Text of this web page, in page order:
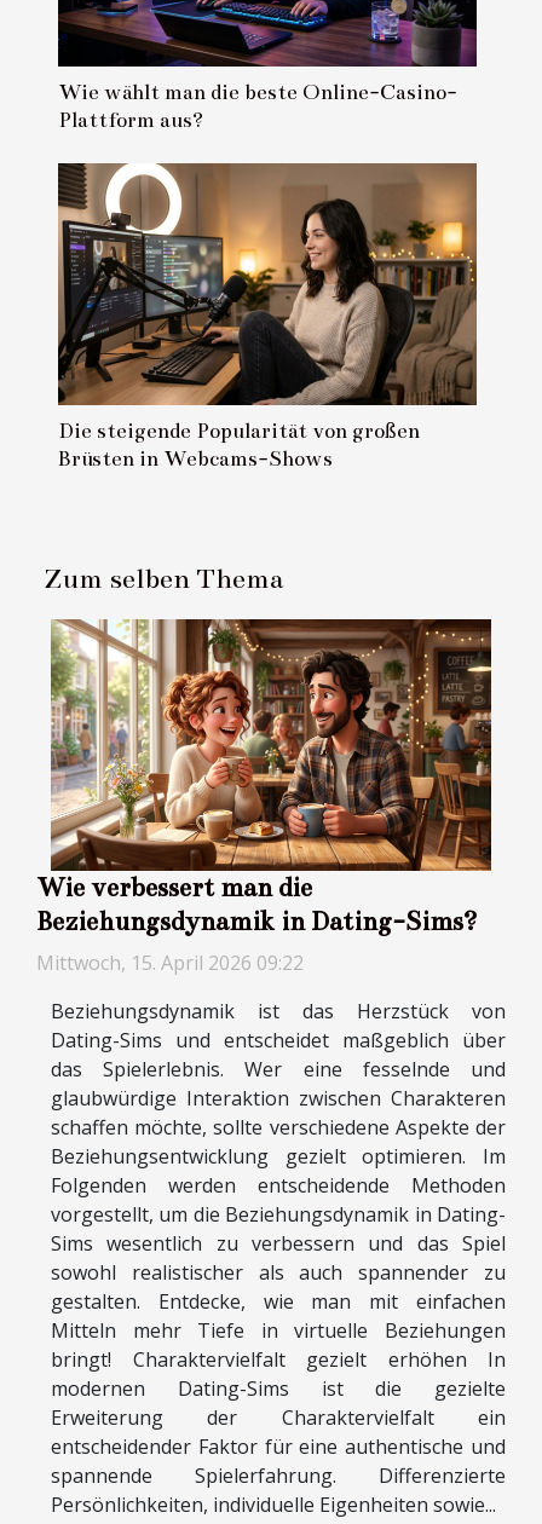
Wie wählt man die beste Online-Casino-
Plattform aus?
Die steigende Popularität von großen
Brüsten in Webcams-Shows
Zum selben Thema
Wie verbessert man die
Beziehungsdynamik in Dating-Sims?
Mittwoch, 15. April 2026 09:22
Beziehungsdynamik ist das Herzstück von
Dating-Sims und entscheidet maßgeblich über
das Spielerlebnis. Wer eine fesselnde und
glaubwürdige Interaktion zwischen Charakteren
schaffen möchte, sollte verschiedene Aspekte der
Beziehungsentwicklung gezielt optimieren. Im
Folgenden werden entscheidende Methoden
vorgestellt, um die Beziehungsdynamik in Dating-
Sims wesentlich zu verbessern und das Spiel
sowohl realistischer als auch spannender zu
gestalten. Entdecke, wie man mit einfachen
Mitteln mehr Tiefe in virtuelle Beziehungen
bringt! Charaktervielfalt gezielt erhöhen In
modernen Dating-Sims ist die gezielte
Erweiterung der Charaktervielfalt ein
entscheidender Faktor für eine authentische und
spannende Spielerfahrung. Differenzierte
Persönlichkeiten, individuelle Eigenheiten sowie...